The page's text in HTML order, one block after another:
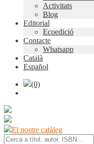
Activitats
Blog
Editorial
Ecoedició
Contacte
Whatsapp
Català
Español
(0)
El nostre catàleg